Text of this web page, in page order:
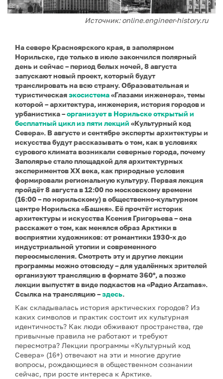
Источник: online.engineer-history.ru
На севере Красноярского края, в заполярном
Норильске, где только в июле закончился полярный
день и сейчас – период белых ночей, 8 августа
запускают новый проект, который будут
транслировать на всю страну. Образовательная и
туристическаяэкосистема«Глазами инженера», темы
которой – архитектура, инженерия, история городов и
урбанистика –организует в Норильске открытый и
бесплатный цикл из пяти лекций «Культурный код
Севера». В августе и сентябре эксперты архитектуры и
искусства будут рассказывать о том, как в условиях
сурового климата возникали северные города, почему
Заполярье стало площадкой для архитектурных
экспериментов XX века, как природные условия
формировали региональную культуру. Первая лекция
пройдёт 8 августа в 12:00 по московскому времени
(16:00 – по норильскому) в общественно-культурном
центре Норильска «Башня». Её прочтёт историк
архитектуры и искусства Ксения Григорьева – она
расскажет о том, как менялся образ Арктики в
восприятии художников: от романтики 1930-х до
индустриальной утопии и современного
переосмысления. Смотреть эту и другие лекции
программы можно отовсюду – для удалённых зрителей
организуют трансляцию в формате 360°, а позже
лекции выпустят в виде подкастов на «Радио Arzamas».
Ссылка на трансляцию –здесь.
Как складывалась история арктических городов? Из
каких символов и практик состоит их культурная
идентичность? Как люди обживают пространства, где
привычные правила не работают и требуют
пересмотра? Лекции программы «Культурный код
Севера» (16+) отвечают на эти и многие другие
вопросы, рождающиеся в общественном сознании
сейчас, при росте интереса к Арктике.